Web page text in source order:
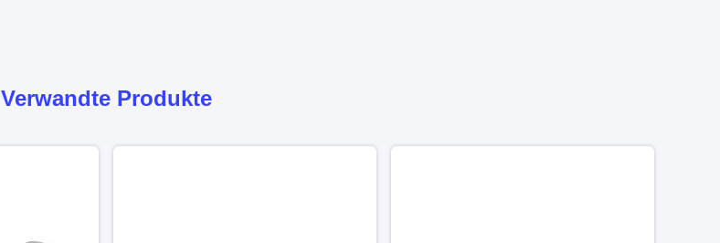
Verwandte Produkte